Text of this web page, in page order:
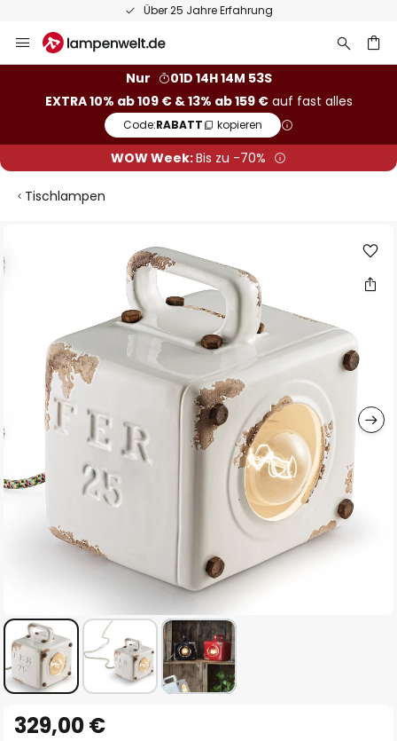
Über 25 Jahre Erfahrung
Inhalt
Nur
01D 14H 14M 52S
EXTRA 10% ab 109 € & 13% ab 159 €auf fast alles
Code:RABATT kopieren
WOW Week:Bis zu -70%
Tischlampen
Ende
der
Anfang
329,00 €